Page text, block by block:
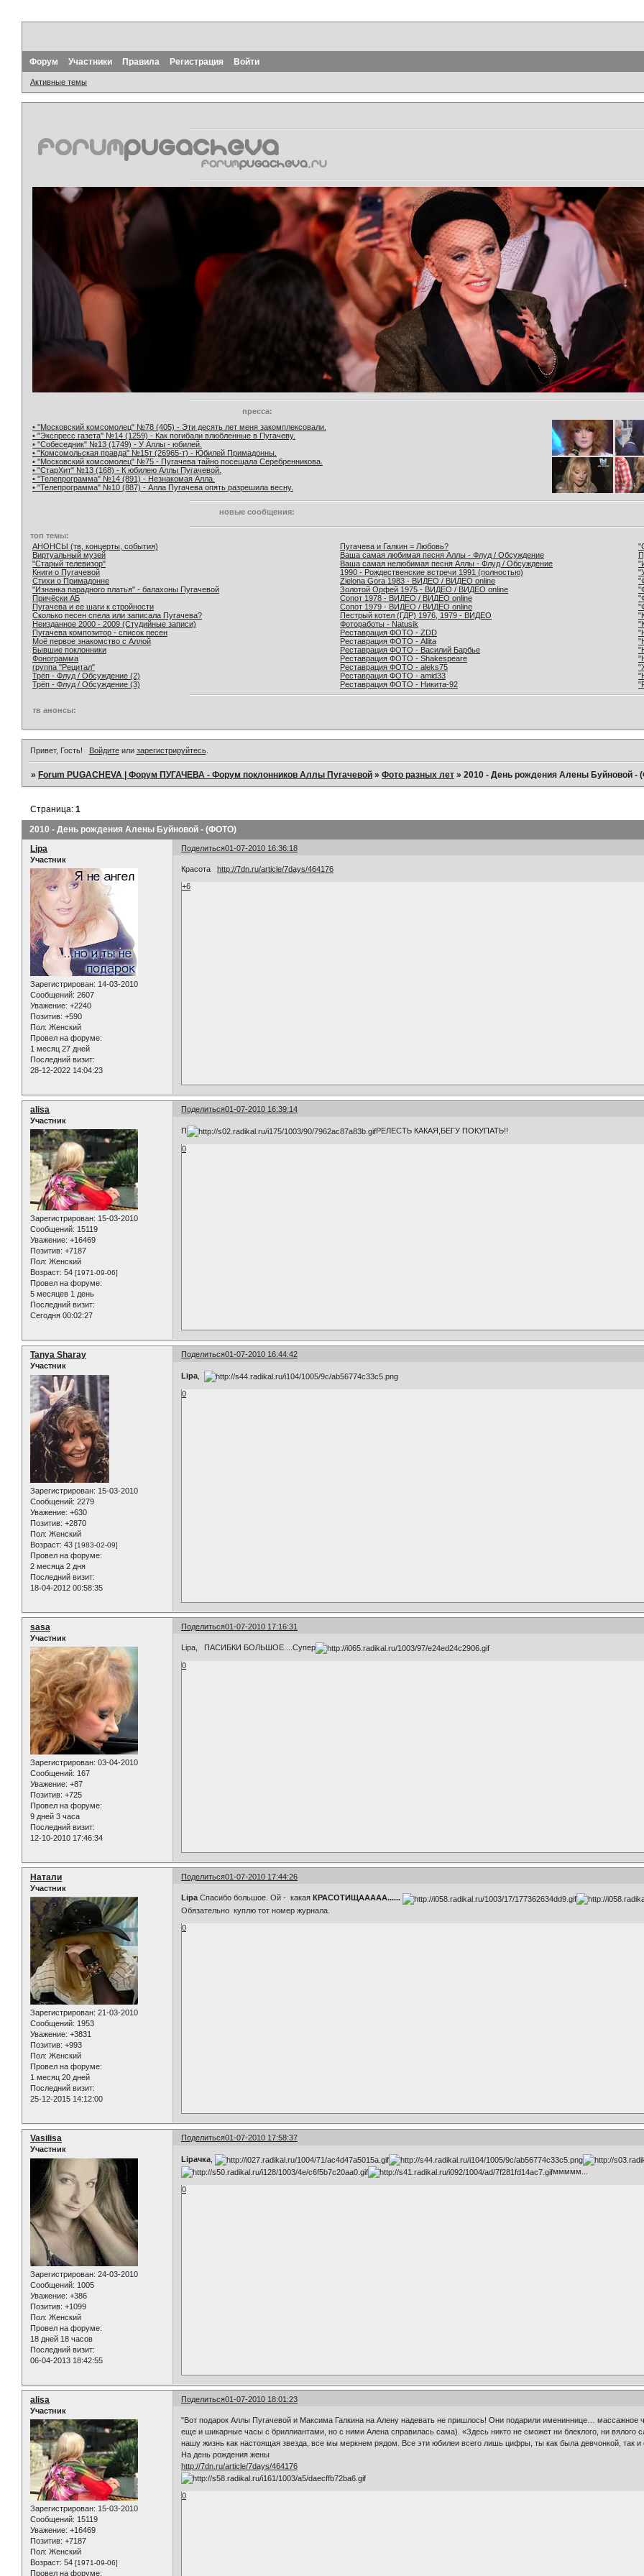
Форум Участники Правила Регистрация Войти
Активные темы
пресса:
• "Московский комсомолец" №78 (405) - Эти десять лет меня закомплексовали.
• "Экспресс газета" №14 (1259) - Как погибали влюбленные в Пугачеву.
• "Собеседник" №13 (1749) - У Аллы - юбилей.
• "Комсомольская правда" №15т (26965-т) - Юбилей Примадонны.
• "Московский комсомолец" №75 - Пугачева тайно посещала Серебренникова.
• "СтарХит" №13 (168) - К юбилею Аллы Пугачевой.
• "Телепрограмма" №14 (891) - Незнакомая Алла.
• "Телепрограмма" №10 (887) - Алла Пугачева опять разрешила весну.
новые сообщения:
топ темы:
АНОНСЫ (тв, концерты, события)
Виртуальный музей
"Старый телевизор"
Книги о Пугачевой
Стихи о Примадонне
"Изнанка парадного платья" - балахоны Пугачевой
Причёски АБ
Пугачева и ее шаги к стройности
Сколько песен спела или записала Пугачева?
Неизданное 2000 - 2009 (Студийные записи)
Пугачева композитор - список песен
Моё первое знакомство с Аллой
Бывшие поклонники
Фонограмма
группа "Рецитал"
Трёп - Флуд / Обсуждение (2)
Трёп - Флуд / Обсуждение (3)
Пугачева и Галкин = Любовь?
Ваша самая любимая песня Аллы - Флуд / Обсуждение
Ваша самая нелюбимая песня Аллы - Флуд / Обсуждение
1990 - Рождественские встречи 1991 (полностью)
Zielona Gora 1983 - ВИДЕО / ВИДЕО online
Золотой Орфей 1975 - ВИДЕО / ВИДЕО online
Сопот 1978 - ВИДЕО / ВИДЕО online
Сопот 1979 - ВИДЕО / ВИДЕО online
Пестрый котел (ГДР) 1976, 1979 - ВИДЕО
Фотоработы - Natusik
Реставрация ФОТО - ZDD
Реставрация ФОТО - Allita
Реставрация ФОТО - Василий Барбье
Реставрация ФОТО - Shakespeare
Реставрация ФОТО - aleks75
Реставрация ФОТО - amid33
Реставрация ФОТО - Никита-92
тв анонсы:
Привет, Гость! Войдитеили зарегистрируйтесь.
»Forum PUGACHEVA | Форум ПУГАЧЕВА - Форум поклонников Аллы Пугачевой »Фото разных лет »2010 - День рождения Алены Буйновой -
2010 - День рождения Алены Буйновой - (ФОТО)
Страница:1
Поделиться01-07-2010 16:36:18
Lipa
Участник
Зарегистрирован: 14-03-2010
Сообщений: 2607
Уважение: +2240
Позитив: +590
Пол: Женский
Провел на форуме:
1 месяц 27 дней
Последний визит:
28-12-2022 14:04:23
Красота http://7dn.ru/article/7days/464176
+6
Поделиться01-07-2010 16:39:14
alisa
Участник
Зарегистрирован: 15-03-2010
Сообщений: 15119
Уважение: +16469
Позитив: +7187
Пол: Женский
Возраст: 54 [1971-09-06]
Провел на форуме:
5 месяцев 1 день
Последний визит:
Сегодня 00:02:27
П РЕЛЕСТЬ КАКАЯ,БЕГУ ПОКУПАТЬ!!
0
Поделиться01-07-2010 16:44:42
Tanya Sharay
Участник
Зарегистрирован: 15-03-2010
Сообщений: 2279
Уважение: +630
Позитив: +2870
Пол: Женский
Возраст: 43 [1983-02-09]
Провел на форуме:
2 месяца 2 дня
Последний визит:
18-04-2012 00:58:35
Lipa
0
Поделиться01-07-2010 17:16:31
sasa
Участник
Зарегистрирован: 03-04-2010
Сообщений: 167
Уважение: +87
Позитив: +725
Провел на форуме:
9 дней 3 часа
Последний визит:
12-10-2010 17:46:34
Lipa, ПАСИБКИ БОЛЬШОЕ....Супер
0
Поделиться01-07-2010 17:44:26
Натали
Участник
Зарегистрирован: 21-03-2010
Сообщений: 1953
Уважение: +3831
Позитив: +993
Пол: Женский
Провел на форуме:
1 месяц 20 дней
Последний визит:
25-12-2015 14:12:00
LipaСпасибо большое. Ой - какая КРАСОТИЩААААА......
Обязательно куплю тот номер журнала.
0
Поделиться01-07-2010 17:58:37
Vasilisa
Участник
Зарегистрирован: 24-03-2010
Сообщений: 1005
Уважение: +386
Позитив: +1099
Пол: Женский
Провел на форуме:
18 дней 18 часов
Последний визит:
06-04-2013 18:42:55
Lipaчка
ммммм...
0
Поделиться01-07-2010 18:01:23
alisa
Участник
Зарегистрирован: 15-03-2010
Сообщений: 15119
Уважение: +16469
Позитив: +7187
Пол: Женский
Возраст: 54 [1971-09-06]
Провел на форуме:
"Вот подарок Аллы Пугачевой и Максима Галкина на Алену надевать не пришлось! Они подарили имениннице… массажное
еще и шикарные часы с бриллиантами, но с ними Алена справилась сама). «Здесь никто не сможет ни блеклого, ни
нашу жизнь как настоящая звезда, все мы меркнем рядом. Все эти юбилеи всего лишь цифры, ты как была девчонкой, так и
На день рождения жены
http://7dn.ru/article/7days/464176
0